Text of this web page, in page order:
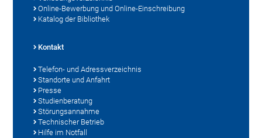
Online-Bewerbung und Online-Einschreibung
Katalog der Bibliothek
Kontakt
Telefon- und Adressverzeichnis
Standorte und Anfahrt
Presse
Studienberatung
Störungsannahme
Technischer Betrieb
Hilfe im Notfall